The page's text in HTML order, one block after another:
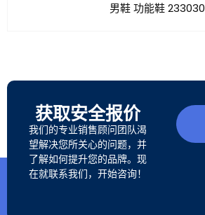
男鞋 功能鞋 233030
获取安全报价
我们的专业销售顾问团队渴
望解决您所关心的问题，并
了解如何提升您的品牌。现
在就联系我们，开始咨询！